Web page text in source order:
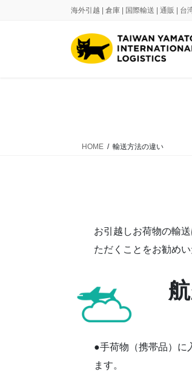
海外引越 | 倉庫 | 国際輸送 | 通販 | 台
HOME 輸送方法の違い
お引越しお荷物の輸
ただくことをお勧めい
●手荷物（携帯品）に
ます。